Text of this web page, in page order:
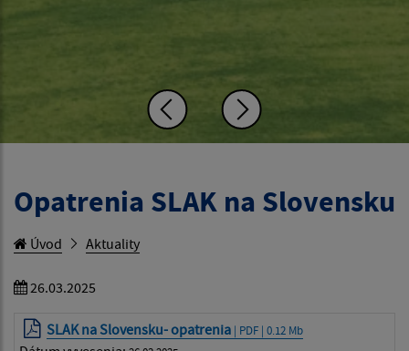
Opatrenia SLAK na Slovensku
Úvod Aktuality
26.03.2025
SLAK na Slovensku- opatrenia | PDF | 0.12 Mb